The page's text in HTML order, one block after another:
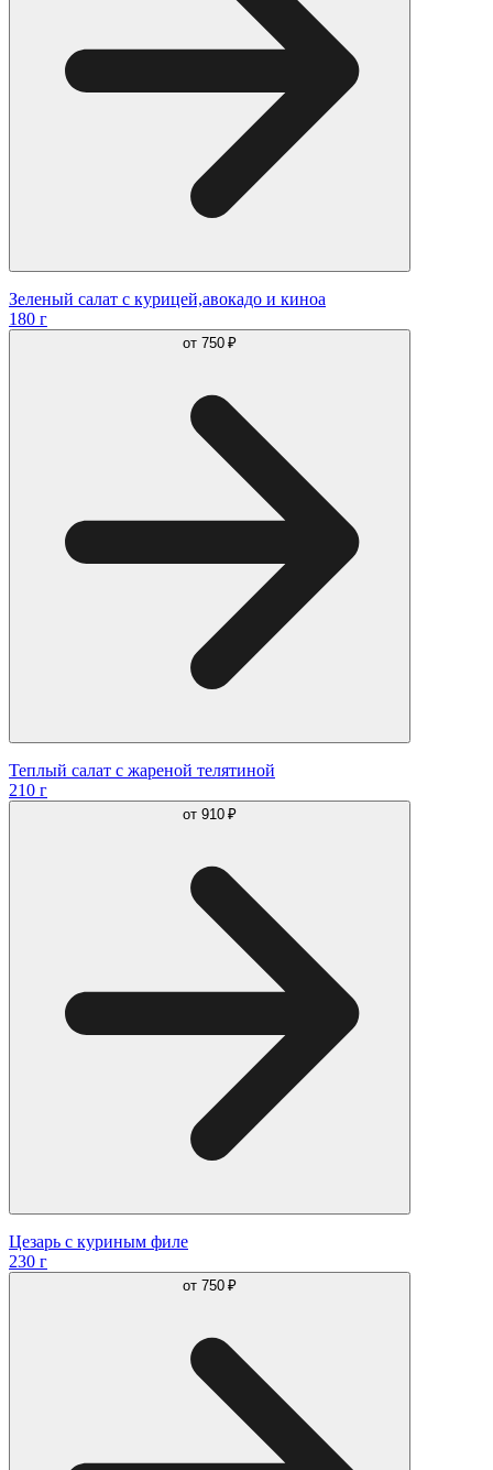
Зеленый салат с курицей,авокадо и киноа
180 г
от 750 ₽
Теплый салат с жареной телятиной
210 г
от 910 ₽
Цезарь с куриным филе
230 г
от 750 ₽